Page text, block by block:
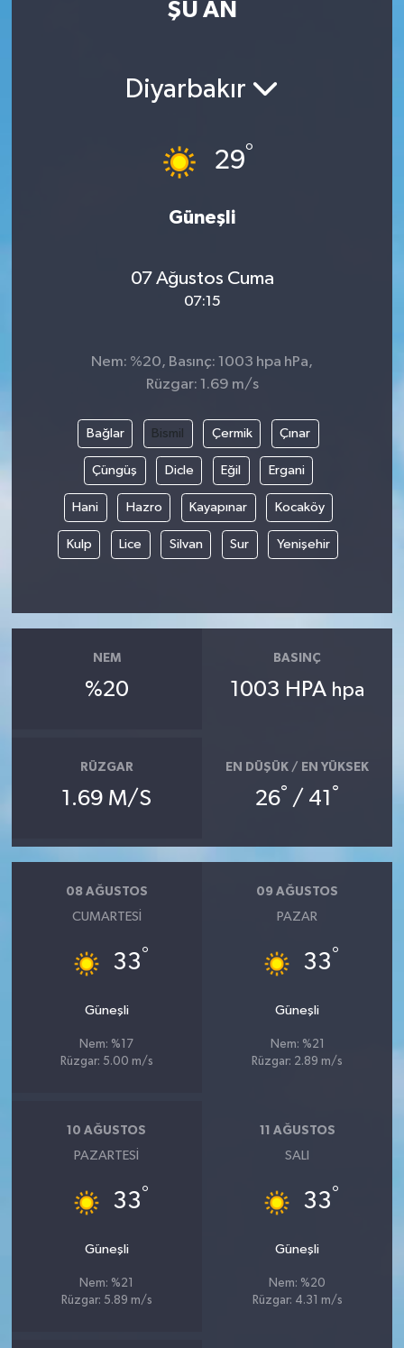
ŞU AN
Diyarbakır
29°
Güneşli
07 Ağustos Cuma
07:15
Nem: %20, Basınç: 1003 hpa hPa,
Rüzgar: 1.69 m/s
Bağlar Bismil Çermik Çınar
Çüngüş Dicle Eğil Ergani
Hani Hazro Kayapınar Kocaköy
Kulp Lice Silvan Sur Yenişehir
NEM
%20
BASINÇ
1003 HPA hpa
RÜZGAR
1.69 M/S
EN DÜŞÜK / EN YÜKSEK
26° / 41 °
08 AĞUSTOS
CUMARTESI
33°
Güneşli
Nem: %17
Rüzgar: 5.00 m/s
09 AĞUSTOS
PAZAR
33°
Güneşli
Nem: %21
Rüzgar: 2.89 m/s
10 AĞUSTOS
PAZARTESI
33°
Güneşli
Nem: %21
Rüzgar: 5.89 m/s
11 AĞUSTOS
SALI
33°
Güneşli
Nem: %20
Rüzgar: 4.31 m/s